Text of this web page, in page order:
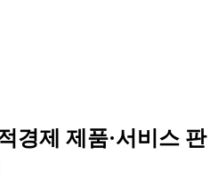
경제 제품·서비스 판